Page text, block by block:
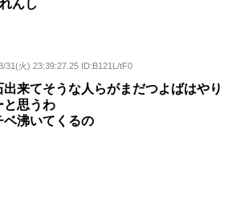
んし
31(火) 23:39:27.25 ID:B121L/tF0
来てそうな人らがまだつよばはやり
と思うわ
ベ沸いてくるの